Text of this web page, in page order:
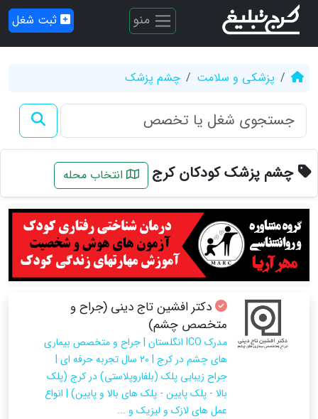
منو ثبت شغل
پزشکی و سلامت چشم پزشک
چشم پزشک کودکان کرج انتخاب محله
دکتر افشین تاج دینی (جراح و
متخصص چشم)
مدرک ICO انگلستان | جراح و متخصص بیماری
های چشم در کرج | ۲۰ سال تجربه حرفه ای |
جراح زیبایی پلک (بلفاروپلاستی) در کرج (پلک
بالا - پلک پایین - پلک های بالا و پایین) | انواع
عمل های لازک و لیزیک و ...